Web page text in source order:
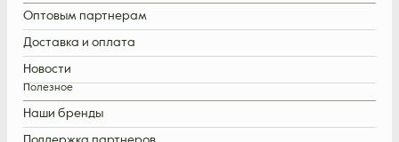
Оптовым партнерам
Доставка и оплата
Новости
Полезное
Наши бренды